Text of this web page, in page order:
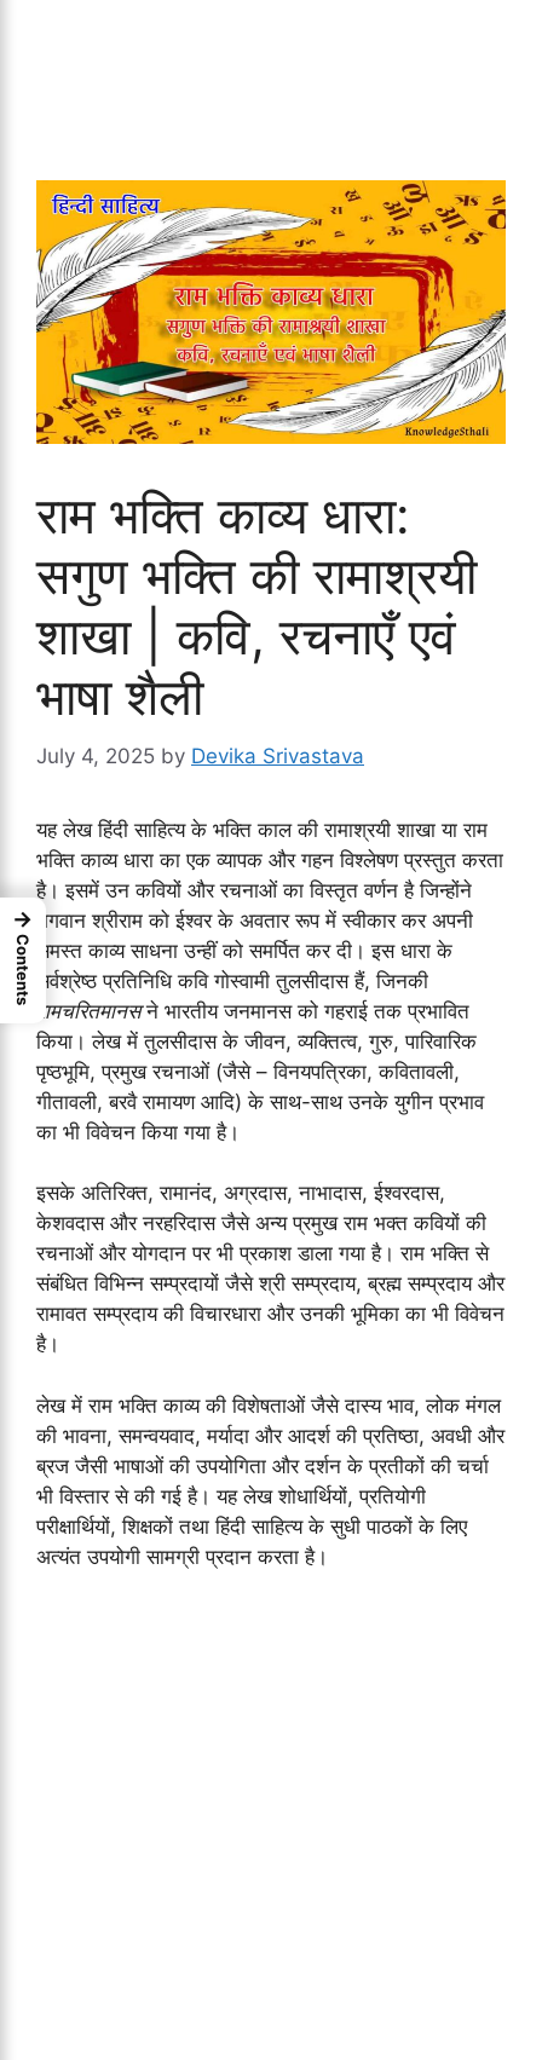
राम भक्ति काव्य धारा:
सगुण भक्ति की रामाश्रयी
शाखा | कवि, रचनाएँ एवं
भाषा शैली
July 4, 2025 by Devika Srivastava
यह लेख हिंदी साहित्य के भक्ति काल की रामाश्रयी शाखा या राम
भक्ति काव्य धारा का एक व्यापक और गहन विश्लेषण प्रस्तुत करता
है। इसमें उन कवियों और रचनाओं का विस्तृत वर्णन है जिन्होंने
भगवान श्रीराम को ईश्वर के अवतार रूप में स्वीकार कर अपनी
समस्त काव्य साधना उन्हीं को समर्पित कर दी। इस धारा के
सर्वश्रेष्ठ प्रतिनिधि कवि गोस्वामी तुलसीदास हैं, जिनकी
रामचरितमानसने भारतीय जनमानस को गहराई तक प्रभावित
किया। लेख में तुलसीदास के जीवन, व्यक्तित्व, गुरु, पारिवारिक
पृष्ठभूमि, प्रमुख रचनाओं (जैसे – विनयपत्रिका, कवितावली,
गीतावली, बरवै रामायण आदि) के साथ-साथ उनके युगीन प्रभाव
का भी विवेचन किया गया है।
इसके अतिरिक्त, रामानंद, अग्रदास, नाभादास, ईश्वरदास,
केशवदास और नरहरिदास जैसे अन्य प्रमुख राम भक्त कवियों की
रचनाओं और योगदान पर भी प्रकाश डाला गया है। राम भक्ति से
संबंधित विभिन्न सम्प्रदायों जैसे श्री सम्प्रदाय, ब्रह्म सम्प्रदाय और
रामावत सम्प्रदाय की विचारधारा और उनकी भूमिका का भी विवेचन
है।
लेख में राम भक्ति काव्य की विशेषताओं जैसे दास्य भाव, लोक मंगल
की भावना, समन्वयवाद, मर्यादा और आदर्श की प्रतिष्ठा, अवधी और
ब्रज जैसी भाषाओं की उपयोगिता और दर्शन के प्रतीकों की चर्चा
भी विस्तार से की गई है। यह लेख शोधार्थियों, प्रतियोगी
परीक्षार्थियों, शिक्षकों तथा हिंदी साहित्य के सुधी पाठकों के लिए
अत्यंत उपयोगी सामग्री प्रदान करता है।
→
Contents